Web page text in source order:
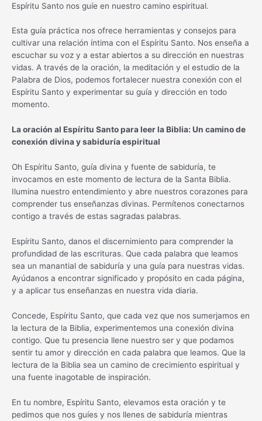
Espíritu Santo nos guíe en nuestro camino espiritual.
Esta guía práctica nos ofrece herramientas y consejos para
cultivar una relación íntima con el Espíritu Santo. Nos enseña a
escuchar su voz y a estar abiertos a su dirección en nuestras
vidas. A través de la oración, la meditación y el estudio de la
Palabra de Dios, podemos fortalecer nuestra conexión con el
Espíritu Santo y experimentar su guía y dirección en todo
momento.
La oración al Espíritu Santo para leer la Biblia: Un camino de
conexión divina y sabiduría espiritual
Oh Espíritu Santo, guía divina y fuente de sabiduría, te
invocamos en este momento de lectura de la Santa Biblia.
Ilumina nuestro entendimiento y abre nuestros corazones para
comprender tus enseñanzas divinas. Permítenos conectarnos
contigo a través de estas sagradas palabras.
Espíritu Santo, danos el discernimiento para comprender la
profundidad de las escrituras. Que cada palabra que leamos
sea un manantial de sabiduría y una guía para nuestras vidas.
Ayúdanos a encontrar significado y propósito en cada página,
y a aplicar tus enseñanzas en nuestra vida diaria.
Concede, Espíritu Santo, que cada vez que nos sumerjamos en
la lectura de la Biblia, experimentemos una conexión divina
contigo. Que tu presencia llene nuestro ser y que podamos
sentir tu amor y dirección en cada palabra que leamos. Que la
lectura de la Biblia sea un camino de crecimiento espiritual y
una fuente inagotable de inspiración.
En tu nombre, Espíritu Santo, elevamos esta oración y te
pedimos que nos guíes y nos llenes de sabiduría mientras